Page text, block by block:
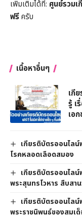
เพิ่มเติมได้ที่: ศูนย์รวม
ฟรีครับ
เนื้อหาอื่นๆ
เกี
รู้ เ
เอ
เกียรติบัตรออนไล
โรคหลอดเลือดสมอง
เกียรติบัตรออนไลน์
พระสุนทรโวหาร สืบสา
เกียรติบัตรออนไล
พระราชนิพนธ์ของสมเ